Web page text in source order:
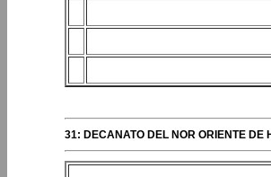
31: DECANATO DEL NOR ORIENTE